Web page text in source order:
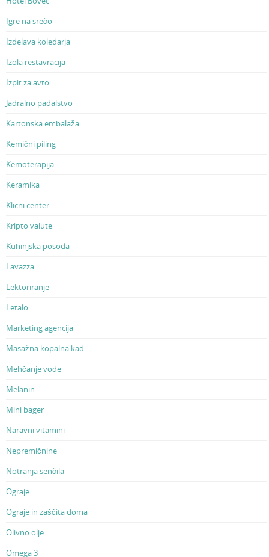
Igre na srečo
Izdelava koledarja
Izola restavracija
Izpit za avto
Jadralno padalstvo
Kartonska embalaža
Kemični piling
Kemoterapija
Keramika
Klicni center
Kripto valute
Kuhinjska posoda
Lavazza
Lektoriranje
Letalo
Marketing agencija
Masažna kopalna kad
Mehčanje vode
Melanin
Mini bager
Naravni vitamini
Nepremičnine
Notranja senčila
Ograje
Ograje in zaščita doma
Olivno olje
Omega 3